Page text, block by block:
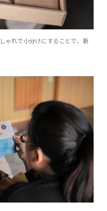
ゃれで小分けにすることで、新